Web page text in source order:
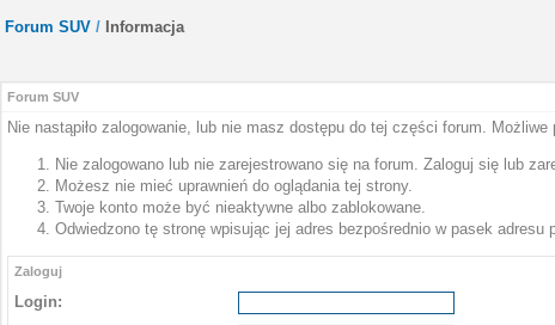
Forum SUV / Informacja
Forum SUV
Nie nastąpiło zalogowanie, lub nie masz dostępu do tej części forum.
Nie zalogowano lub nie zarejestrowano się na forum. Zaloguj się lub
Możesz nie mieć uprawnień do oglądania tej strony.
Twoje konto może być nieaktywne albo zablokowane.
Odwiedzono tę stronę wpisując jej adres bezpośrednio w pasek
Zaloguj
Login: